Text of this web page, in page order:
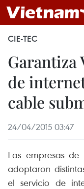
CIE-TEC
Garantiza
de
cable
24/04/2015 03:47
Las empresas de
adoptaron
el servicio de